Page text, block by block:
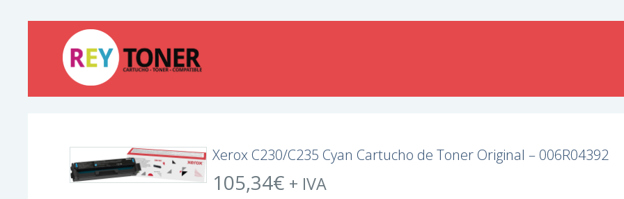
Xerox C230/C235 Cyan Cartucho de Toner Original – 006R04392
105,34€ + IVA